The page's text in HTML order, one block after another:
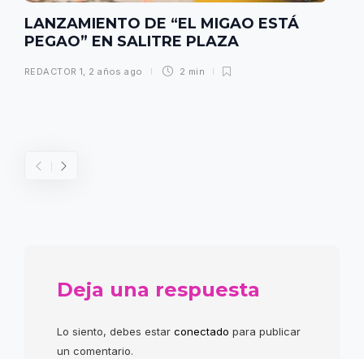
LANZAMIENTO DE “EL MIGAO ESTÁ
PEGAO” EN SALITRE PLAZA
REDACTOR 1, 2 años ago 2 min
Deja una respuesta
Lo siento, debes estar conectado para publicar
un comentario.